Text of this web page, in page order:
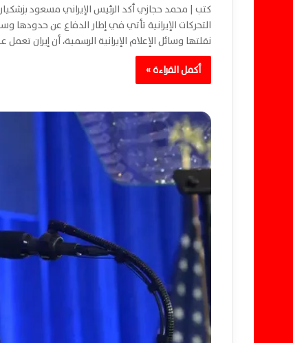
كتب | محمد حجازي أكد الرئيس الإيراني مسعود
التحركات الإيرانية تأتي في إطار الدفاع عن
نقلتها وسائل الإعلام الإيرانية الرسمية، أن إيران
أكمل القراءة »